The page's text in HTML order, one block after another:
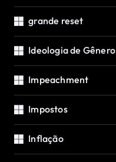
grande reset
Ideologia de Gênero
Impeachment
Impostos
Inflação